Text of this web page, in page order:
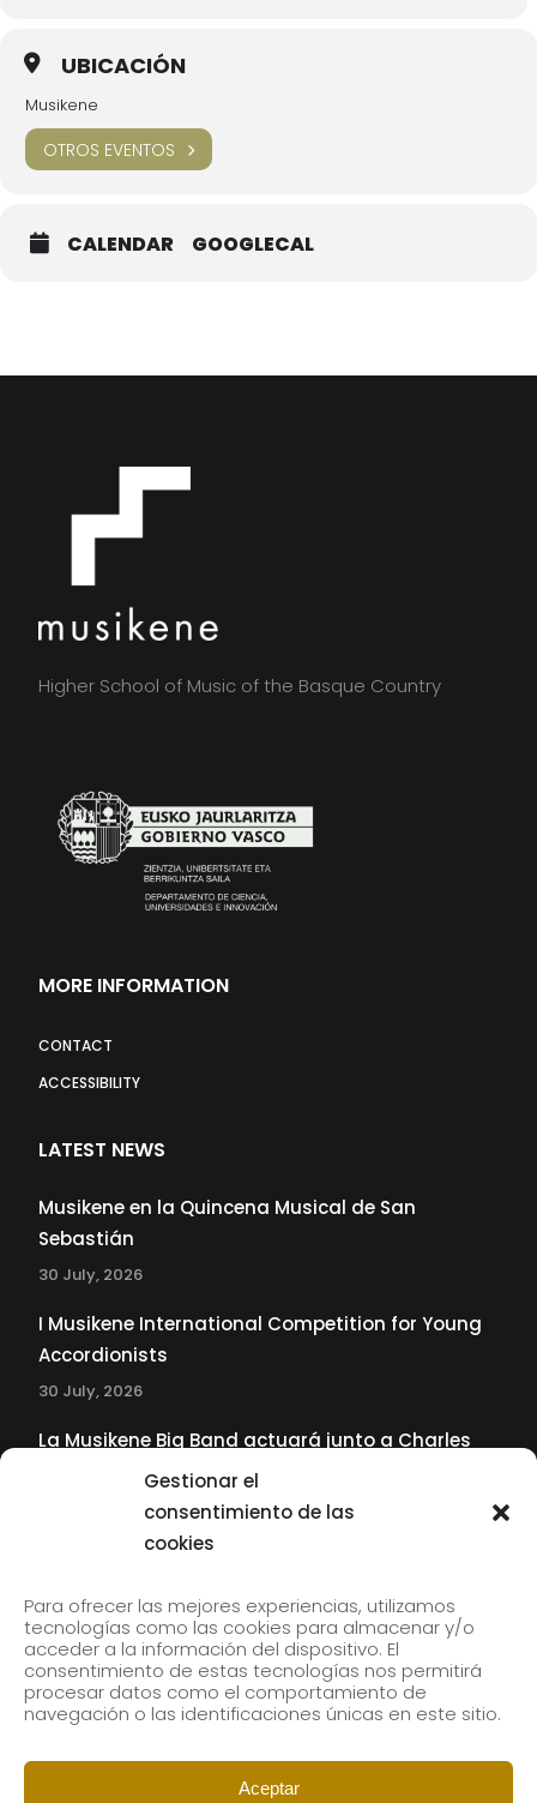
Gestionar el
consentimiento de las
cookies
Para ofrecer las mejores experiencias, utilizamos
tecnologías como las cookies para almacenar y/o
acceder a la información del dispositivo. El
consentimiento de estas tecnologías nos permitirá
procesar datos como el comportamiento de
navegación o las identificaciones únicas en este sitio.
Aceptar
UBICACIÓN
Musikene
OTROS EVENTOS
CALENDAR GOOGLECAL
Higher School of Music of the Basque Country
MORE INFORMATION
CONTACT
ACCESSIBILITY
LATEST NEWS
Musikene en la Quincena Musical de San
Sebastián
30 July, 2026
I Musikene International Competition for Young
Accordionists
30 July, 2026
La Musikene Big Band actuará junto a Charles
Tolliver en el 61 Jazzaldia
Subscribe to our newsletter to receive our news by
email.